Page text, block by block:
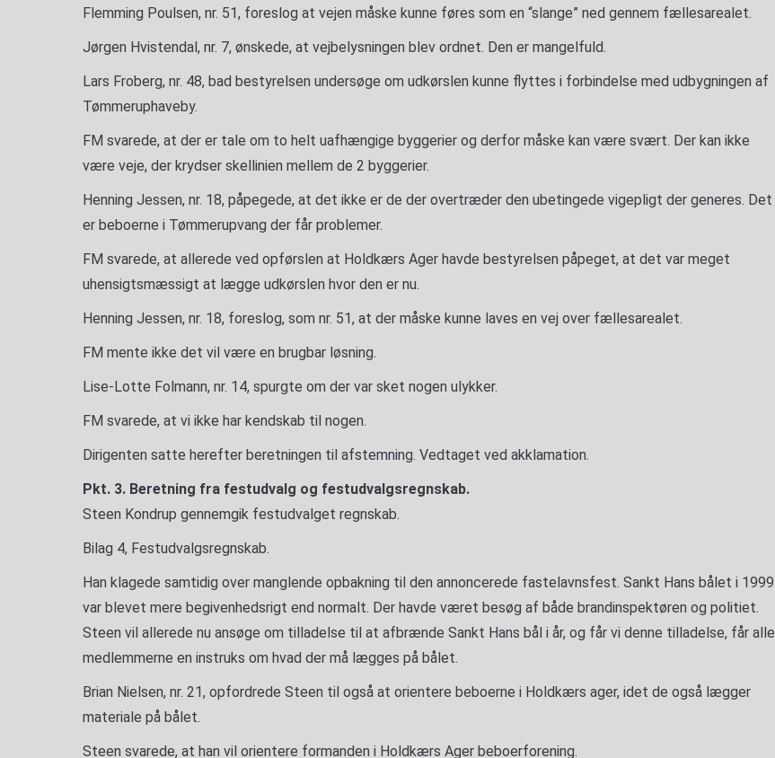
Flemming Poulsen, nr. 51, foreslog at vejen måske kunne føres som en “slange” ned gennem fællesarealet.
Jørgen Hvistendal, nr. 7, ønskede, at vejbelysningen blev ordnet. Den er mangelfuld.
Lars Froberg, nr. 48, bad bestyrelsen undersøge om udkørslen kunne flyttes i forbindelse med udbygningen af
Tømmeruphaveby.
FM svarede, at der er tale om to helt uafhængige byggerier og derfor måske kan være svært. Der kan ikke
være veje, der krydser skellinien mellem de 2 byggerier.
Henning Jessen, nr. 18, påpegede, at det ikke er de der overtræder den ubetingede vigepligt der generes. Det
er beboerne i Tømmerupvang der får problemer.
FM svarede, at allerede ved opførslen at Holdkærs Ager havde bestyrelsen påpeget, at det var meget
uhensigtsmæssigt at lægge udkørslen hvor den er nu.
Henning Jessen, nr. 18, foreslog, som nr. 51, at der måske kunne laves en vej over fællesarealet.
FM mente ikke det vil være en brugbar løsning.
Lise-Lotte Folmann, nr. 14, spurgte om der var sket nogen ulykker.
FM svarede, at vi ikke har kendskab til nogen.
Dirigenten satte herefter beretningen til afstemning. Vedtaget ved akklamation.
Pkt. 3. Beretning fra festudvalg og festudvalgsregnskab.
Steen Kondrup gennemgik festudvalget regnskab.
Bilag 4, Festudvalgsregnskab.
Han klagede samtidig over manglende opbakning til den annoncerede fastelavnsfest. Sankt Hans bålet i 1999
var blevet mere begivenhedsrigt end normalt. Der havde været besøg af både brandinspektøren og politiet.
Steen vil allerede nu ansøge om tilladelse til at afbrænde Sankt Hans bål i år, og får vi denne tilladelse, får alle
medlemmerne en instruks om hvad der må lægges på bålet.
Brian Nielsen, nr. 21, opfordrede Steen til også at orientere beboerne i Holdkærs ager, idet de også lægger
materiale på bålet.
Steen svarede, at han vil orientere formanden i Holdkærs Ager beboerforening.